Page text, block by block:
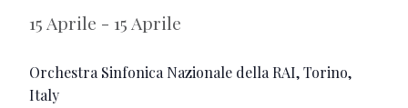
15 Aprile - 15 Aprile
Orchestra Sinfonica Nazionale della RAI,Torino,
Italy